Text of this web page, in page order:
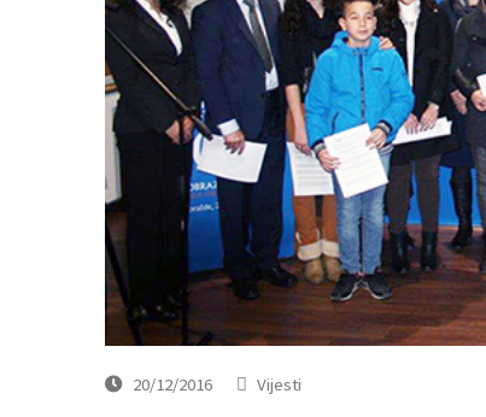
20/12/2016 Vijesti